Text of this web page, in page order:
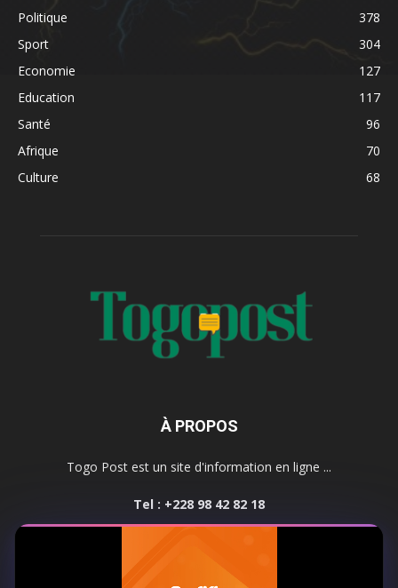
Politique
378
Sport
304
Economie
127
Education
117
Santé
96
Afrique
70
Culture
68
À PROPOS
Togo Post est un site d'information en ligne ...
Tel : +228 98 42 82 18